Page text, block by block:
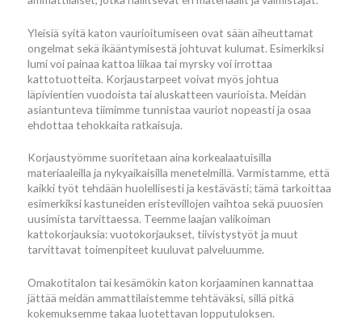
Yleisiä syitä katon vaurioitumiseen ovat sään aiheuttamat
ongelmat sekä ikääntymisestä johtuvat kulumat. Esimerkiksi
lumi voi painaa kattoa liikaa tai myrsky voi irrottaa
kattotuotteita. Korjaustarpeet voivat myös johtua
läpivientien vuodoista tai aluskatteen vaurioista. Meidän
asiantunteva tiimimme tunnistaa vauriot nopeasti ja osaa
ehdottaa tehokkaita ratkaisuja.
Korjaustyömme suoritetaan aina korkealaatuisilla
materiaaleilla ja nykyaikaisilla menetelmillä. Varmistamme, että
kaikki työt tehdään huolellisesti ja kestävästi; tämä tarkoittaa
esimerkiksi kastuneiden eristevillojen vaihtoa sekä puuosien
uusimista tarvittaessa. Teemme laajan valikoiman
kattokorjauksia: vuotokorjaukset, tiivistystyöt ja muut
tarvittavat toimenpiteet kuuluvat palveluumme.
Omakotitalon tai kesämökin katon korjaaminen kannattaa
jättää meidän ammattilaistemme tehtäväksi, sillä pitkä
kokemuksemme takaa luotettavan lopputuloksen.